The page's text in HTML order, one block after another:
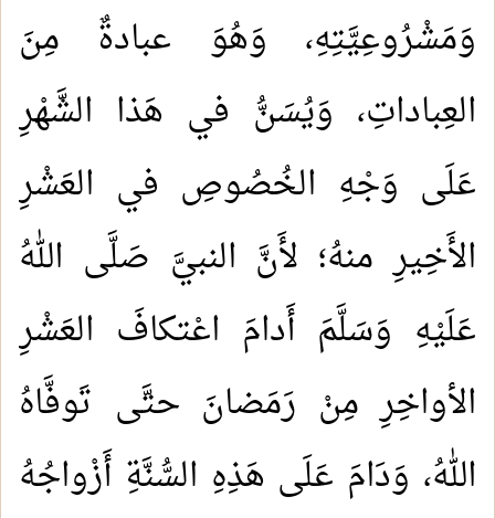
وَمَشْرُوعِيَّتِهِ، وَهُوَ عبادةٌ مِنَ
العِباداتِ، وَيُسَنُّ في هَذا الشَّهْرِ
عَلَى وَجْهِ الخُصُوصِ في العَشْرِ
الأَخِيرِ منهُ؛ لأَنَّ النبيَّ صَلَّى اللهُ
عَلَيْهِ وَسَلَّمَ أَدامَ اعْتكافَ العَشْرِ
الأواخِرِ مِنْ رَمَضانَ حتَّى تَوفَّاهُ
اللهُ، وَدَامَ عَلَى هَذِهِ السُّنَّةِ أَزْواجُهُ